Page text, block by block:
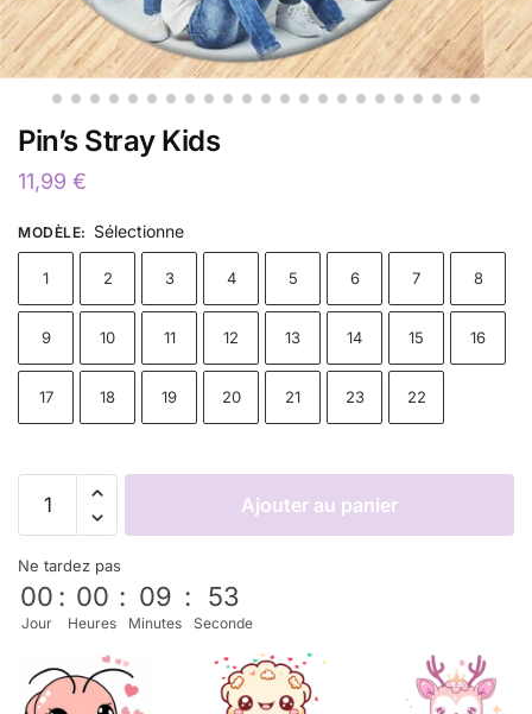
Pin’s Stray Kids
11,99 €
MODÈLE: Sélectionne
1 2 3 4 5 6 7 8
9 10 11 12 13 14 15 16
17 18 19 20 21 23 22
Ajouter au panier
Ne tardez pas
00
Jour
: 00
Heures
: 09
Minutes
: 52
Seconde